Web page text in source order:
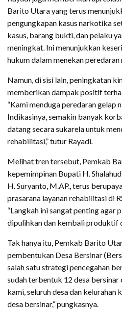
Barito Utara yang terus
pengungkapan kasus narkotika
kasus, barang bukti, dan pelaku
meningkat. Ini menunjukkan
hukum dalam menekan peredaran
Namun, di sisi lain, peningkatan
memberikan dampak positif
“Kami menduga peredaran gelap
Indikasinya, semakin banyak
datang secara sukarela untuk
rehabilitasi,” tutur Rayadi.
Melihat tren tersebut, Pemkab
kepemimpinan Bupati H.
H. Suryanto, M.AP., terus
prasarana layanan rehabilitasi di
“Langkah ini sangat penting agar
dipulihkan dan kembali produktif
Tak hanya itu, Pemkab Barito
pembentukan Desa Bersinar
salah satu strategi pencegahan
sudah terbentuk 12 desa
kami, seluruh desa dan kelurahan
desa bersinar,” pungkasnya.